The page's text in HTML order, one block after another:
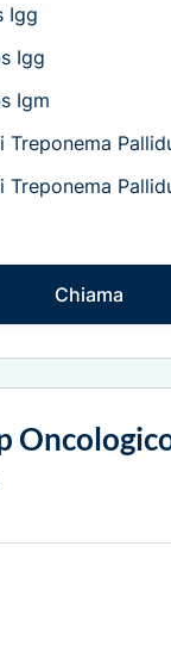
Igg
Igg
Igm
Treponema
Chiama